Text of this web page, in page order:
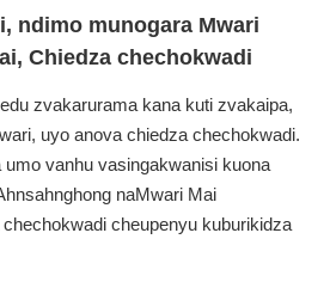
ndimo munogara Mwari
Chiedza chechokwadi
zvakarurama kana kuti zvakaipa,
uyo anova chiedza chechokwadi.
vanhu vasingakwanisi kuona
naMwari Mai
cheupenyu kuburikidza